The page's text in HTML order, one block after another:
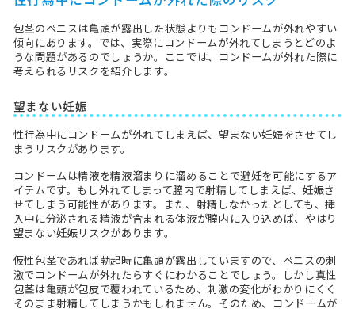
包茎のペニスは亀頭が露出した状態よりもコンドームが外れやすい
傾向にあります。では、実際にコンドームが外れてしまうとどのよ
うな問題があるのでしょうか。ここでは、コンドームが外れた際に
考えられるリスクを紹介します。
望まない妊娠
性行為中にコンドームが外れてしまえば、望まない妊娠をさせてし
まうリスクがあります。
コンドームは精液を精液溜まりに溜めることで避妊を可能にするア
イテムです。もし外れてしまって膣内で射精してしまえば、妊娠さ
せてしまう可能性があります。また、射精しなかったとしても、挿
入中に分泌される精液が含まれる体液が膣内に入り込めば、やはり
望まない妊娠リスクがあります。
仮性包茎であれば勃起時に亀頭が露出していますので、ペニスの刺
激でコンドームが外れたらすぐにわかることでしょう。しかし真性
包茎は亀頭が包皮で覆われているため、刺激の変化がわかりにくく
そのまま射精してしまうかもしれません。そのため、コンドームが